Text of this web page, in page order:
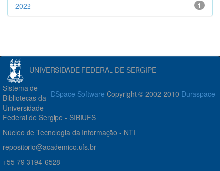
1
2022
UNIVERSIDADE FEDERAL DE SERGIPE
DSpace Software Copyright © 2002-2010 Duraspace
Sistema de
Bibliotecas da
Universidade
Federal de Sergipe - SIBIUFS
Núcleo de Tecnologia da Informação - NTI
repositorio@academico.ufs.br
+55 79 3194-6528